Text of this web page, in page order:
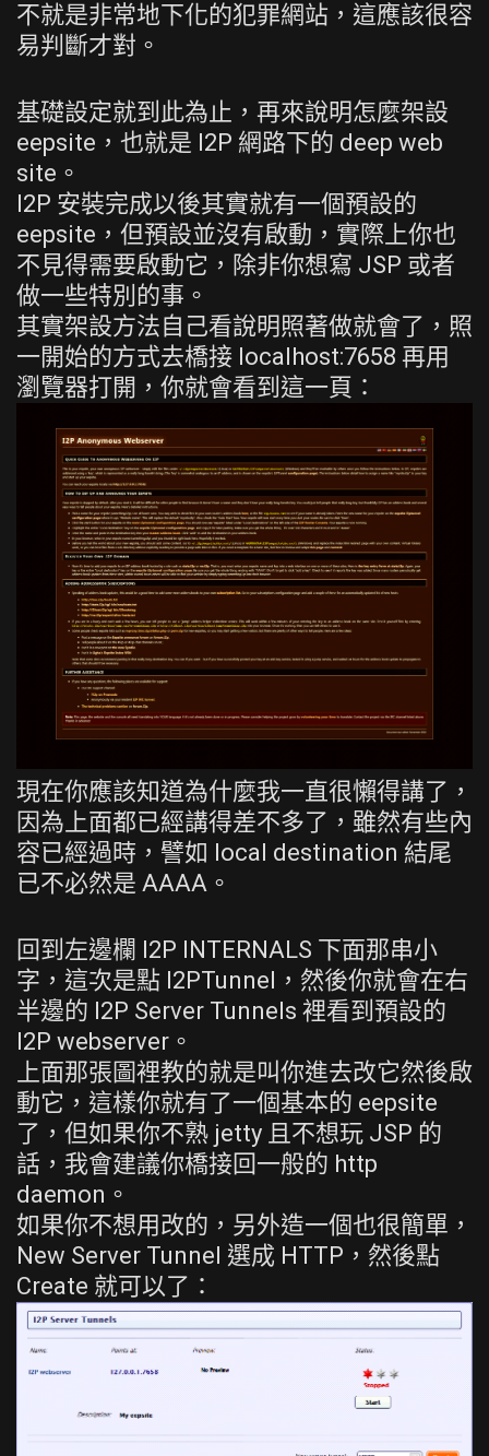
不就是非常地下化的犯罪網站，這應該很容
易判斷才對。
基礎設定就到此為止，再來說明怎麼架設
eepsite，也就是 I2P 網路下的 deep web
site。
I2P 安裝完成以後其實就有一個預設的
eepsite，但預設並沒有啟動，實際上你也
不見得需要啟動它，除非你想寫 JSP 或者
做一些特別的事。
其實架設方法自己看說明照著做就會了，照
一開始的方式去橋接 localhost:7658 再用
瀏覽器打開，你就會看到這一頁：
現在你應該知道為什麼我一直很懶得講了，
因為上面都已經講得差不多了，雖然有些內
容已經過時，譬如 local destination 結尾
已不必然是 AAAA。
回到左邊欄 I2P INTERNALS 下面那串小
字，這次是點 I2PTunnel，然後你就會在右
半邊的 I2P Server Tunnels 裡看到預設的
I2P webserver。
上面那張圖裡教的就是叫你進去改它然後啟
動它，這樣你就有了一個基本的 eepsite
了，但如果你不熟 jetty 且不想玩 JSP 的
話，我會建議你橋接回一般的 http
daemon。
如果你不想用改的，另外造一個也很簡單，
New Server Tunnel 選成 HTTP，然後點
Create 就可以了：